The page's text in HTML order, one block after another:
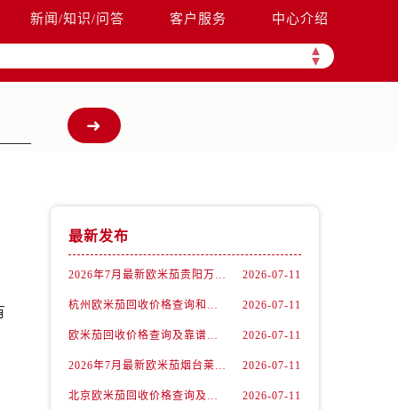
新闻/知识/问答 客户服务 中心介绍
▲
▼
最新发布
2026年7月最新欧米茄贵阳万象汇维修保养服务电话 2026-07-11
杭州欧米茄回收价格查询和各大回收平台实测排行（2026年7月最新数据） 2026-07-11
欧米茄回收价格查询及靠谱平台实测排行(2026年7月最新) 2026-07-11
2026年7月最新欧米茄烟台莱山宝龙广场维修保养服务电话 2026-07-11
北京欧米茄回收价格查询及靠谱回收平台实测排行（2026年7月最新数据） 2026-07-11